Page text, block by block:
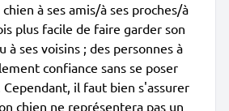
à ses amis/à ses proches/à
plus facile de faire garder son
à ses voisins ; des personnes à
confiance sans se poser
il faut bien s'assurer
chien ne représentera pas un